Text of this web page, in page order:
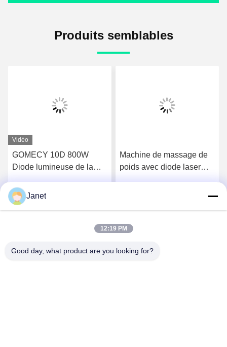
Produits semblables
Vidéo
GOMECY 10D 800W
Diode lumineuse de la
stimulation musculaire de
l'équipement pour la
touchable 7 Tesla Hiemt
Machine de massage de
poids avec diode laser
Janet
12:19 PM
Good day, what product are you looking for?